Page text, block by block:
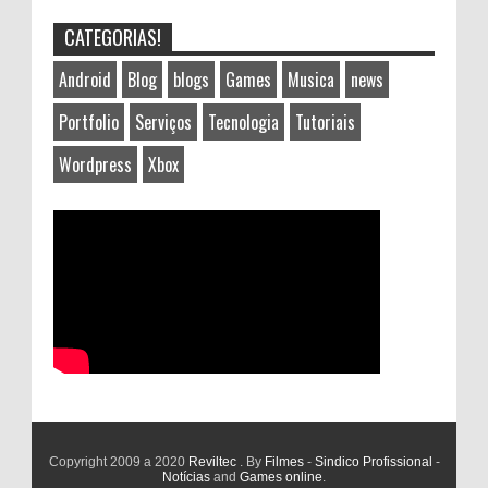
CATEGORIAS!
Android Blog blogs Games Musica
news
Portfolio
Serviços Tecnologia
Tutoriais
Wordpress
Xbox
Copyright 2009 a 2020 Reviltec . By Filmes- Sindico Profissional -
Notícias and Games online